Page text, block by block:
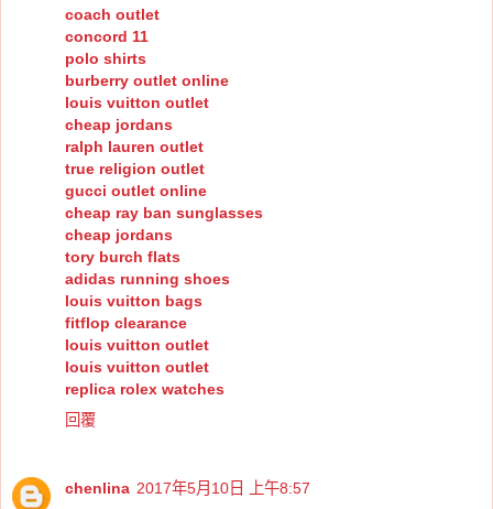
coach outlet
concord 11
polo shirts
burberry outlet online
louis vuitton outlet
cheap jordans
ralph lauren outlet
true religion outlet
gucci outlet online
cheap ray ban sunglasses
cheap jordans
tory burch flats
adidas running shoes
louis vuitton bags
fitflop clearance
louis vuitton outlet
louis vuitton outlet
replica rolex watches
回覆
chenlina 2017年5月10日 上午8:57